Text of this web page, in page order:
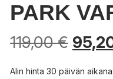
PARK
119,00€
Alin hinta 30 päivän aikana: